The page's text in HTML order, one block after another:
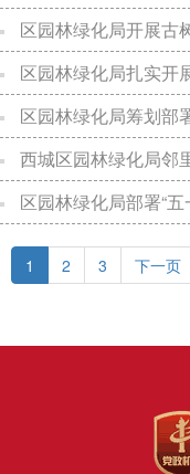
区园林绿化局开展古
区园林绿化局扎实开
区园林绿化局筹划部署古
西城区园林绿化局邻
区园林绿化局部署“五一”
1 2 3 下一页